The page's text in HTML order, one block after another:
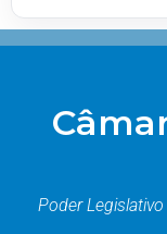
Poder